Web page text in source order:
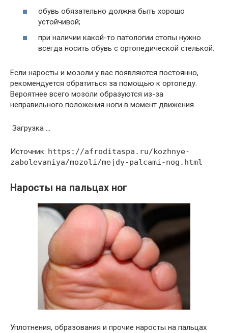
обувь обязательно должна быть хорошо
устойчивой;
при наличии какой-то патологии стопы нужно
всегда носить обувь с ортопедической стелькой.
Если наросты и мозоли у вас появляются постоянно,
рекомендуется обратиться за помощью к ортопеду.
Вероятнее всего мозоли образуются из-за
неправильного положения ноги в момент движения.
Загрузка …
Источник: https://afroditaspa.ru/kozhnye-
zabolevaniya/mozoli/mejdy-palcami-nog.html
Наросты на пальцах ног
Уплотнения, образования и прочие наросты на пальцах